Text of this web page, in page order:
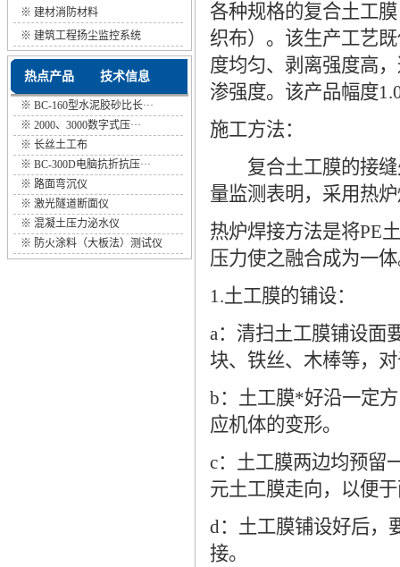
※ 建材消防材料
※ 建筑工程扬尘监控系统
热点产品 技术信息
※ BC-160型水泥胶砂比长···
※ 2000、3000数字式压···
※ 长丝土工布
※ BC-300D电脑抗折抗压···
※ 路面弯沉仪
※ 激光隧道断面仪
※ 混凝土压力泌水仪
※ 防火涂料（大板法）测试仪
各种规格的复合土工
织布）。该生产工艺
度均匀、剥离强度高
渗强度。该产品幅度
施工方法：
复合土工膜的接缝
量监测表明，采用热
热炉焊接方法是将PE
压力使之融合成为一
1.土工膜的铺设：
a：清扫土工膜铺设面
块、铁丝、木棒等，
b：土工膜*好沿一定
应机体的变形。
c：土工膜两边均预留
元土工膜走向，以便
d：土工膜铺设好后，
接。